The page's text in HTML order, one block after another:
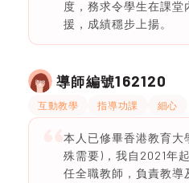
度，務求令學生在課堂
援，成績穩步上揚。
導師編號162120
互動教學 指導功課 細心
本人已修畢香港教育大
殊需要)，我自2021年
任全職教師，負責教導